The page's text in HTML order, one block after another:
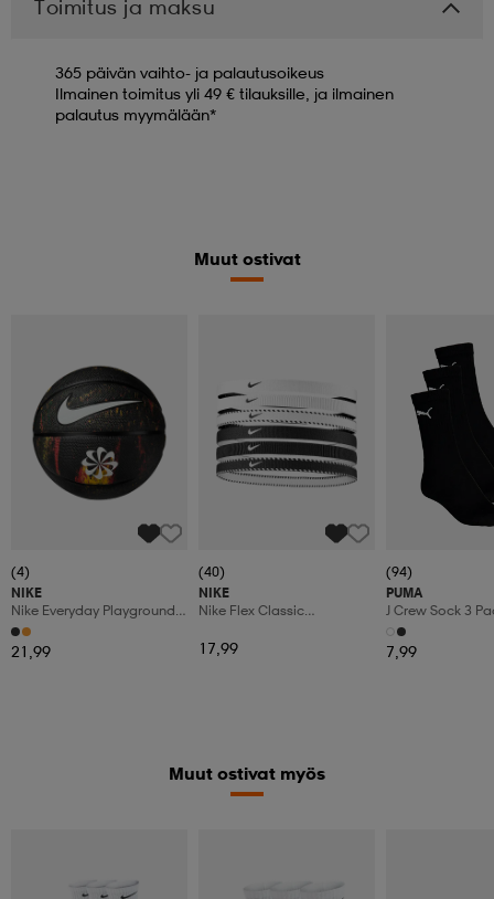
Toimitus ja maksu
365 päivän vaihto- ja palautusoikeus
Ilmainen toimitus yli 49 € tilauksille, ja ilmainen
palautus myymälään*
Muut ostivat
(4)
NIKE
Nike Everyday Playground
8p Next Nature Deflated
21,99
(40)
NIKE
Nike Flex Classic
17,99
(94)
PUMA
J Crew Sock 3
7,99
Muut ostivat myös